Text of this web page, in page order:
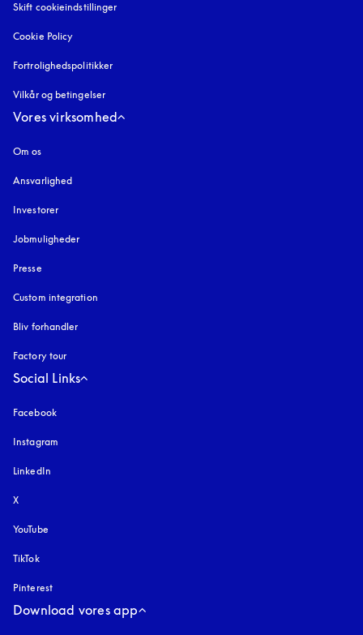
Skift cookieindstillinger
Cookie Policy
Fortrolighedspolitikker
Vilkår og betingelser
Vores virksomhed
Om os
Ansvarlighed
Investorer
Jobmuligheder
Presse
Custom integration
Bliv forhandler
Factory tour
Social Links
Facebook
Instagram
LinkedIn
X
YouTube
TikTok
Pinterest
Download vores app